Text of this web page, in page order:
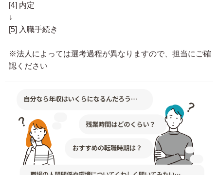
[4] 内定
↓
[5] 入職手続き
※法人によっては選考過程が異なりますので、担当にご確
認ください